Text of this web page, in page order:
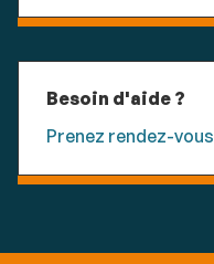
Besoin d'aide ?
Prenez rendez-